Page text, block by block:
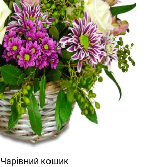
Чарівний кошик